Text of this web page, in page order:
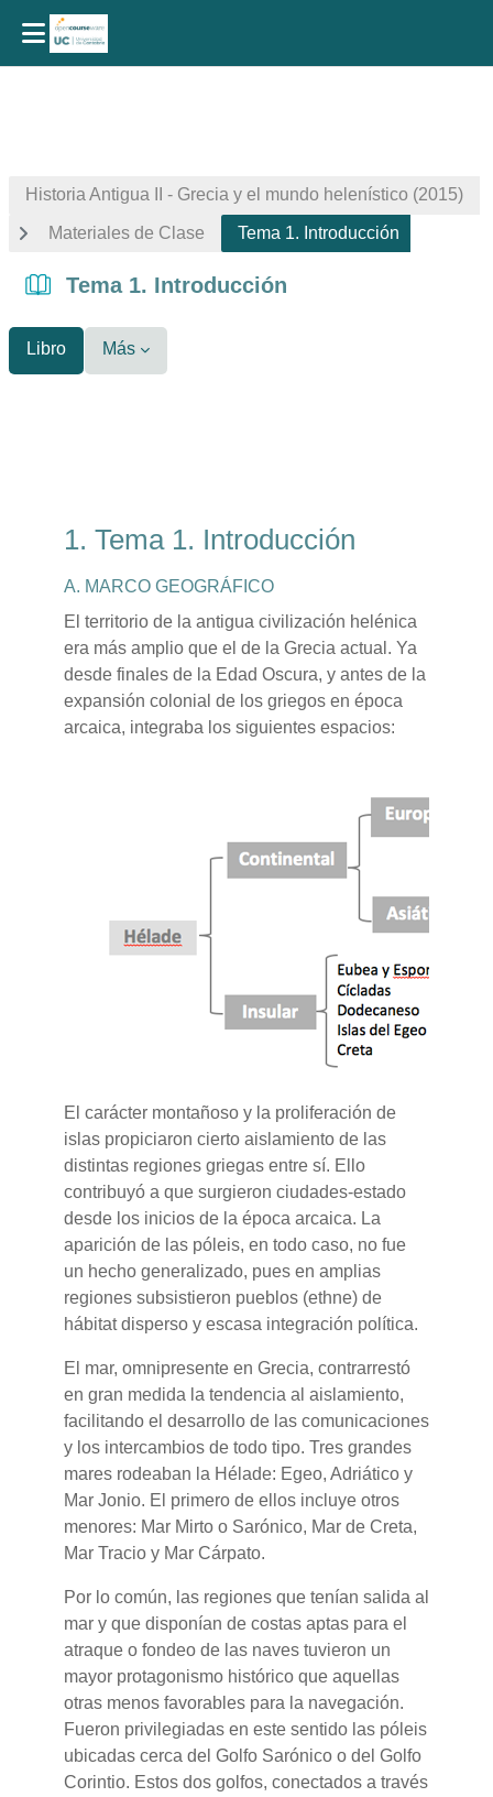
Historia Antigua II - Grecia y el mundo helenístico (2015)
Materiales de Clase Tema 1. Introducción
Tema 1. Introducción
Libro Más
1. Tema 1. Introducción
A. MARCO GEOGRÁFICO
El territorio de la antigua civilización helénica
era más amplio que el de la Grecia actual. Ya
desde finales de la Edad Oscura, y antes de la
expansión colonial de los griegos en época
arcaica, integraba los siguientes espacios:
El carácter montañoso y la proliferación de
islas propiciaron cierto aislamiento de las
distintas regiones griegas entre sí. Ello
contribuyó a que surgieron ciudades-estado
desde los inicios de la época arcaica. La
aparición de las póleis, en todo caso, no fue
un hecho generalizado, pues en amplias
regiones subsistieron pueblos (ethne) de
hábitat disperso y escasa integración política.
El mar, omnipresente en Grecia, contrarrestó
en gran medida la tendencia al aislamiento,
facilitando el desarrollo de las comunicaciones
y los intercambios de todo tipo. Tres grandes
mares rodeaban la Hélade: Egeo, Adriático y
Mar Jonio. El primero de ellos incluye otros
menores: Mar Mirto o Sarónico, Mar de Creta,
Mar Tracio y Mar Cárpato.
Por lo común, las regiones que tenían salida al
mar y que disponían de costas aptas para el
atraque o fondeo de las naves tuvieron un
mayor protagonismo histórico que aquellas
otras menos favorables para la navegación.
Fueron privilegiadas en este sentido las póleis
ubicadas cerca del Golfo Sarónico o del Golfo
Corintio. Estos dos golfos, conectados a través